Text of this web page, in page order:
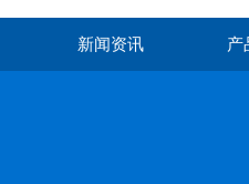
新闻资讯 产